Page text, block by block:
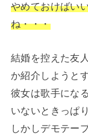
やめておけばい
ね・・・
結婚を控えた友
か紹介しようと
彼女は歌手にな
いないときっぱ
しかしデモテー